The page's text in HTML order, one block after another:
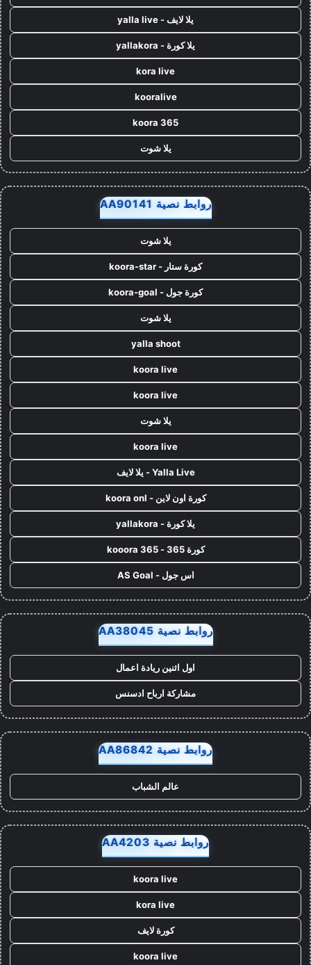
يلا لايف - yalla live
يلا كورة - yallakora
kora live
kooralive
koora 365
يلا شوت
روابط نصية AA90141
يلا شوت
كورة ستار - koora-star
كورة جول - koora-goal
يلا شوت
yalla shoot
koora live
koora live
يلا شوت
koora live
Yalla Live - يلا لايف
كورة اون لاين - koora onl
يلا كورة - yallakora
كورة 365 - kooora 365
اس جول - AS Goal
روابط نصية AA38045
اول اثنين ريادة اعمال
مشاركة ارباح ادسنس
روابط نصية AA86842
عالم الشباب
روابط نصية AA4203
koora live
kora live
كورة لايف
koora live